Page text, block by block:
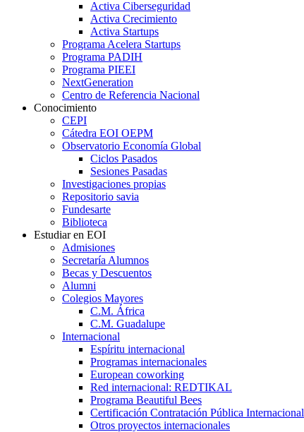
Activa Ciberseguridad
Activa Crecimiento
Activa Startups
Programa Acelera Startups
Programa PADIH
Programa PIEEI
NextGeneration
Centro de Referencia Nacional
Conocimiento
CEPI
Cátedra EOI OEPM
Observatorio Economía Global
Ciclos Pasados
Sesiones Pasadas
Investigaciones propias
Repositorio savia
Fundesarte
Biblioteca
Estudiar en EOI
Admisiones
Secretaría Alumnos
Becas y Descuentos
Alumni
Colegios Mayores
C.M. África
C.M. Guadalupe
Internacional
Espíritu internacional
Programas internacionales
European coworking
Red internacional: REDTIKAL
Programa Beautiful Bees
Certificación Contratación Pública Internacional
Otros proyectos internacionales